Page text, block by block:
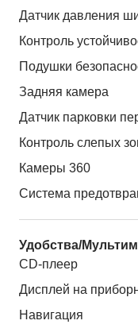
Датчик давления
Контроль
Подушки
Задняя камера
Датчик парковки
Контроль слепых
Камеры 360
Система
Удобства/
CD-плеер
Дисплей на
Навигация